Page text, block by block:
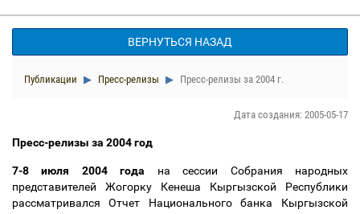
ВЕРНУТЬСЯ НАЗАД
Публикации Пресс-релизы Пресс-релизы за 2004 г.
Дата создания: 2005-05-17
Пресс-релизы за 2004 год
7-8 июля 2004 года на сессии Собрания народных
представителей Жогорку Кенеша Кыргызской Республики
рассматривался Отчет Национального банка Кыргызской